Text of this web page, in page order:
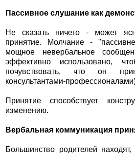
Пассивное слушание как
Не сказать ничего - может
принятие. Молчание -
мощное невербальное
эффективно использовано,
почувствовать, что он
консультантами-
Принятие способствует
изменению.
Вербальная коммуникация
Большинство родителей